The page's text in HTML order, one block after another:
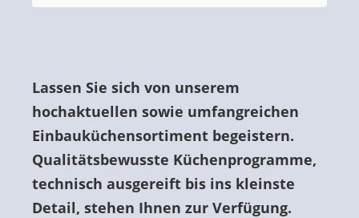
Lassen Sie sich von unserem
hochaktuellen sowie umfangreichen
Einbauküchensortiment begeistern.
Qualitätsbewusste Küchenprogramme,
technisch ausgereift bis ins kleinste
Detail, stehen Ihnen zur Verfügung.